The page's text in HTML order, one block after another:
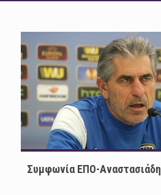
Συμφωνία ΕΠΟ-Αναστασιάδη